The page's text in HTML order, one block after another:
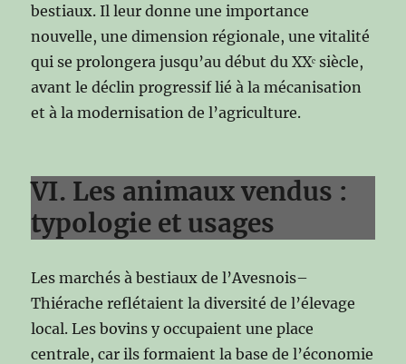
bestiaux. Il leur donne une importance
nouvelle, une dimension régionale, une vitalité
qui se prolongera jusqu’au début du XXᵉ siècle,
avant le déclin progressif lié à la mécanisation
et à la modernisation de l’agriculture.
VI. Les animaux vendus :
typologie et usages
Les marchés à bestiaux de l’Avesnois–
Thiérache reflétaient la diversité de l’élevage
local. Les bovins y occupaient une place
centrale, car ils formaient la base de l’économie